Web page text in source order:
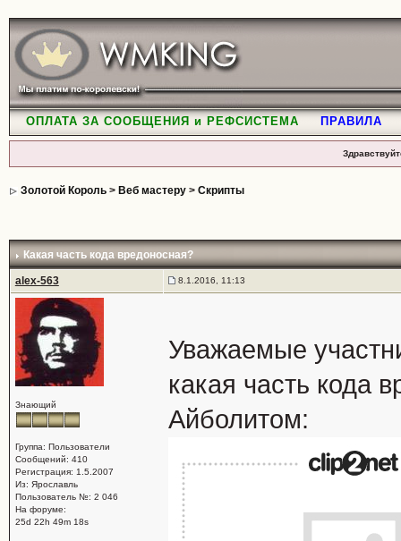
ОПЛАТА ЗА СООБЩЕНИЯ и РЕФСИСТЕМА ПРАВИЛА
Золотой Король> Веб мастеру> Скрипты
Какая часть кода вредоносная?
alex-563 8.1.2016, 11:13
Знающий
Группа: Пользователи
Сообщений: 410
Регистрация: 1.5.2007
Из: Ярославль
Пользователь №: 2 046
На форуме:
25d 22h 49m 18s
Уважаемые
какая часть кода
Айболитом: